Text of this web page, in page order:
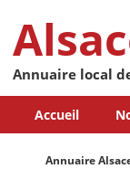
Annuaire local
Accueil
Annuaire